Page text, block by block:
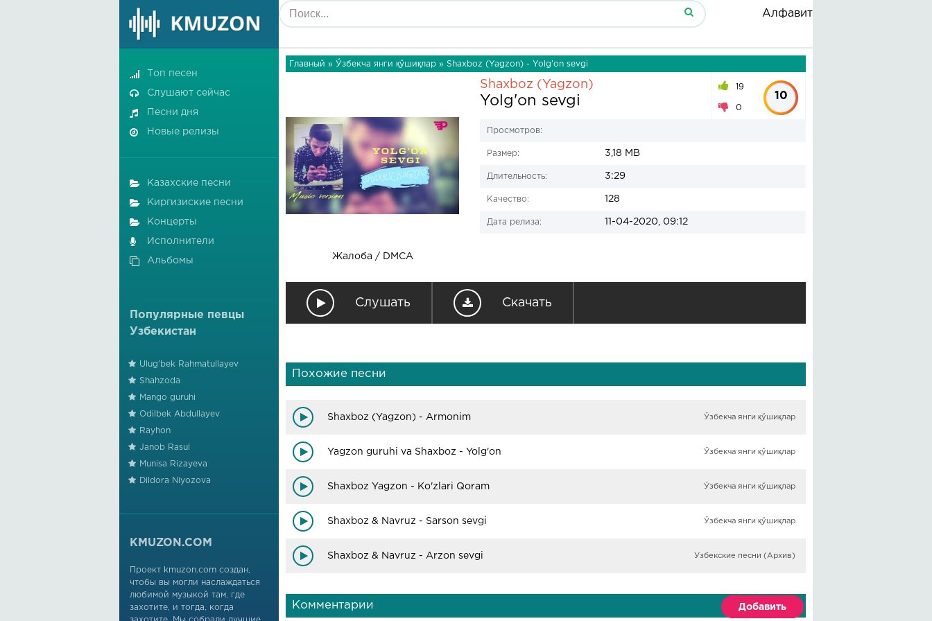
Алфавит
Главный » Ўзбекча янги қўшиқлар » Shaxboz (Yagzon) - Yolg'on sevgi
Жалоба / DMCA
Shaxboz (Yagzon)
Yolg'on sevgi
19
0
10
Просмотров:
Размер: 3,18 MB
Длительность: 3:29
Качество: 128
Дата релиза: 11-04-2020, 09:12
Слушать Скачать
Похожие песни
Shaxboz (Yagzon) - Armonim Ўзбекча янги қўшиқлар
Yagzon guruhi va Shaxboz - Yolg'on Ўзбекча янги қўшиқлар
Shaxboz Yagzon - Ko'zlari Qoram Ўзбекча янги қўшиқлар
Shaxboz & Navruz - Sarson sevgi Ўзбекча янги қўшиқлар
Shaxboz & Navruz - Arzon sevgi Узбекские песни (Архив)
Комментарии Добавить
Топ песен
Слушают сейчас
Песни дня
Новые релизы
Казахские песни
Киргизиские песни
Концерты
Исполнители
Альбомы
Популярные певцы
Узбекистан
Ulug'bek Rahmatullayev
Shahzoda
Mango guruhi
Odilbek Abdullayev
Rayhon
Janob Rasul
Munisa Rizayeva
Dildora Niyozova
KMUZON.COM
Проект kmuzon.com создан,
чтобы вы могли наслаждаться
любимой музыкой там, где
захотите, и тогда, когда